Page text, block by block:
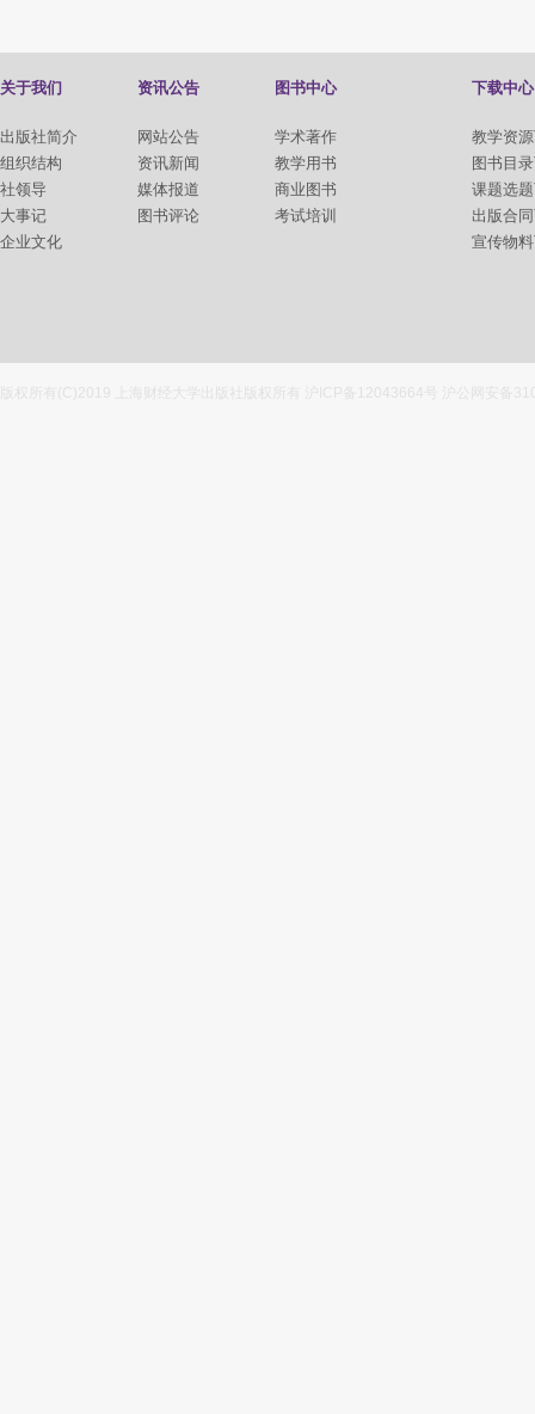
关于我们
出版社简介
组织结构
社领导
大事记
企业文化
资讯公告
网站公告
资讯新闻
媒体报道
图书评论
图书中心
学术著作
教学用书
商业图书
考试培训
下载中心
教学资
图书目
课题选
出版合
宣传物